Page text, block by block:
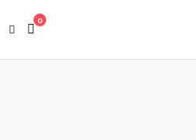
0